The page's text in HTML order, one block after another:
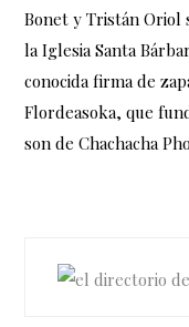
Bonet y Tristán Oriol
la Iglesia Santa
conocida firma de
Flordeasoka, que
son de Chachacha